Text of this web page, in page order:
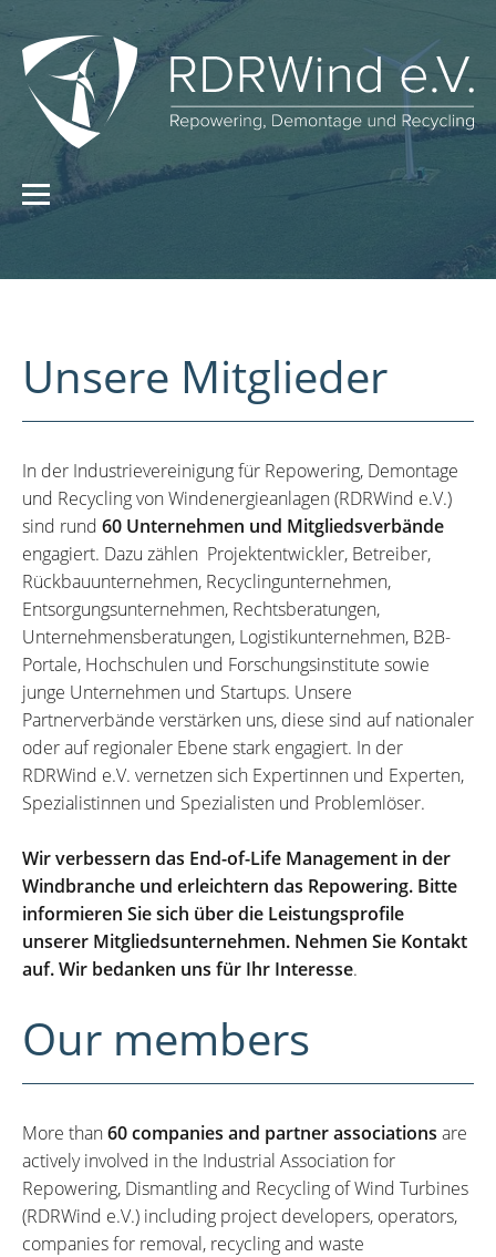
Unsere Mitglieder
In der Industrievereinigung für Repowering, Demontage
und Recycling von Windenergieanlagen (RDRWind e.V.)
sind rund 60 Unternehmen und Mitgliedsverbände
engagiert. Dazu zählen Projektentwickler, Betreiber,
Rückbauunternehmen, Recyclingunternehmen,
Entsorgungsunternehmen, Rechtsberatungen,
Unternehmensberatungen, Logistikunternehmen, B2B-
Portale, Hochschulen und Forschungsinstitute sowie
junge Unternehmen und Startups. Unsere
Partnerverbände verstärken uns, diese sind auf nationaler
oder auf regionaler Ebene stark engagiert. In der
RDRWind e.V. vernetzen sich Expertinnen und Experten,
Spezialistinnen und Spezialisten und Problemlöser.
Wir verbessern das End-of-Life Management in der
Windbranche und erleichtern das Repowering. Bitte
informieren Sie sich über die Leistungsprofile
unserer Mitgliedsunternehmen. Nehmen Sie Kontakt
auf. Wir bedanken uns für Ihr Interesse.
Our members
More than60 companies and partner associations are
actively involved in the Industrial Association for
Repowering, Dismantling and Recycling of Wind Turbines
(RDRWind e.V.) including project developers, operators,
companies for removal, recycling and waste